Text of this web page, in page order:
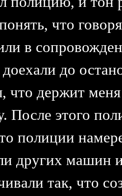
что
в
до
что держит
После этого
полиции
других машин
так, что